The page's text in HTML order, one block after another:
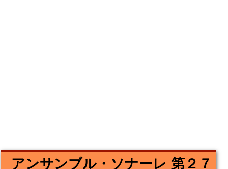
アンサンブル・ソナーレ 第２７